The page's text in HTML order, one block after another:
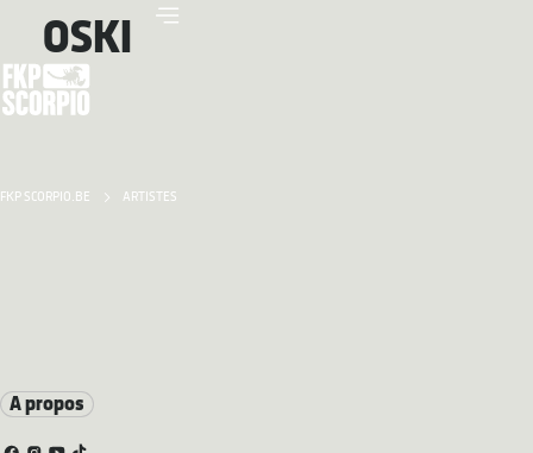
FKP SCORPIO.BE ARTISTES
OSKI
A propos